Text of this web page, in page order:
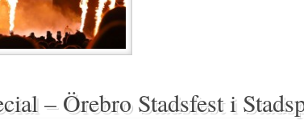
– Örebro Stadsfest i